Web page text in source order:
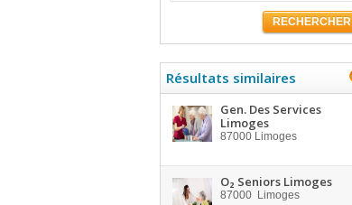
RECHERCHER
Résultats similaires
Gen. Des Services
Limoges
87000 Limoges
O₂ Seniors Limoges
87000 Limoges